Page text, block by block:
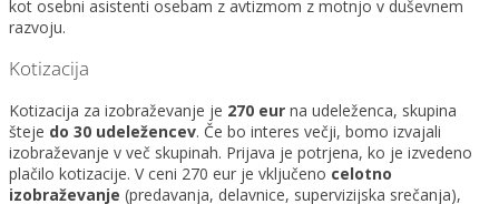
kot osebni asistenti osebam z avtizmom z motnjo v duševnem
razvoju.
Kotizacija
Kotizacija za izobraževanje je 270 eur na udeleženca, skupina
šteje do 30 udeležencev. Če bo interes večji, bomo izvajali
izobraževanje v več skupinah. Prijava je potrjena, ko je izvedeno
plačilo kotizacije. V ceni 270 eur je vključeno celotno
izobraževanje (predavanja, delavnice, supervizijska srečanja),